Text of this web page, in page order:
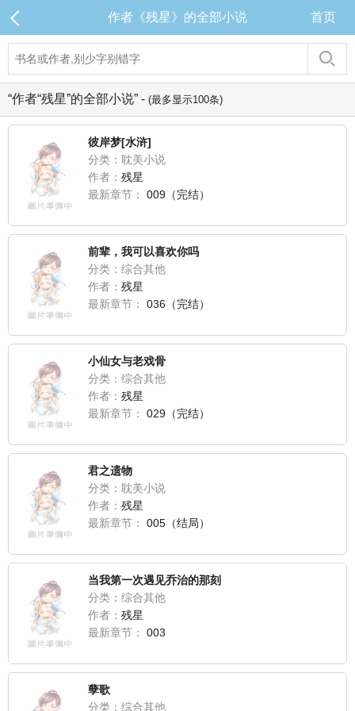
作者《残星》的全部小说 首页
“作者“残星”的全部小说” - (最多显示100条)
彼岸梦[水浒]
分类：耽美小说
作者： 残星
最新章节：
009（完结）
前辈，我可以喜欢你吗
分类：综合其他
作者： 残星
最新章节：
036（完结）
小仙女与老戏骨
分类：综合其他
作者： 残星
最新章节：
029（完结）
君之遗物
分类：耽美小说
作者： 残星
最新章节：
005（结局）
当我第一次遇见乔治的那刻
分类：综合其他
作者： 残星
最新章节：
003
孽歌
分类：综合其他